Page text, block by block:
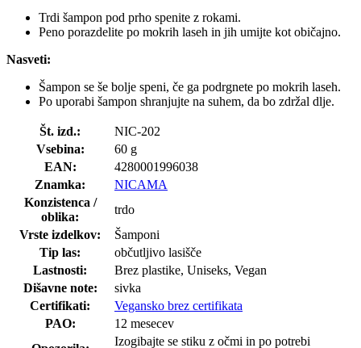
Trdi šampon pod prho spenite z rokami.
Peno porazdelite po mokrih laseh in jih umijte kot običajno.
Nasveti:
Šampon se še bolje speni, če ga podrgnete po mokrih laseh.
Po uporabi šampon shranjujte na suhem, da bo zdržal dlje.
Št. izd.:
NIC-202
Vsebina:
60 g
EAN:
4280001996038
Znamka:
NICAMA
Konzistenca /
oblika:
trdo
Vrste izdelkov:
Šamponi
Tip las:
občutljivo lasišče
Lastnosti:
Brez plastike, Uniseks, Vegan
Dišavne note:
sivka
Certifikati:
Vegansko brez certifikata
PAO:
12 mesecev
Izogibajte se stiku z očmi in po potrebi